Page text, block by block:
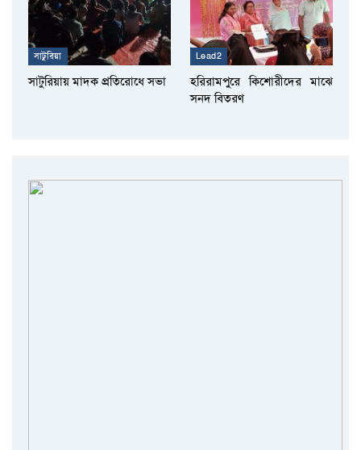
সাটুরিয়া
সাটুরিয়ায় মাদক প্রতিরোধে সভা
Lead2
হরিরামপুরে কিশোরীদের মাঝে
সনদ বিতরণ